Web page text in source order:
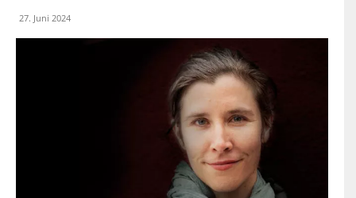
27. Juni 2024
*
Z
Indem Du Dich zum Newsletter einschreibst, stimmst Du
zu, dass die SP Dich auf dem Laufenden halten darf. Mehr